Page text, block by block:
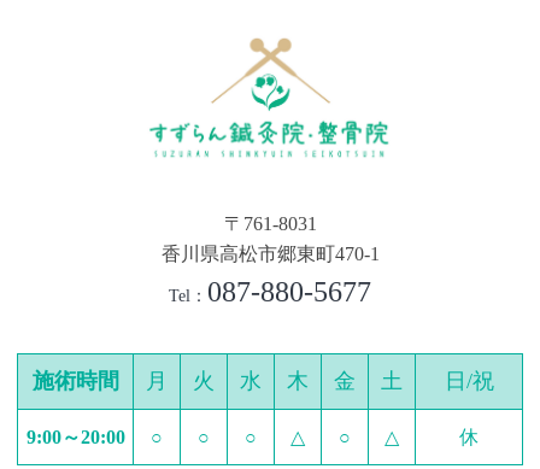
〒761-8031
香川県高松市郷東町470-1
Tel： 087-880-5677
施術時間 月 火 水 木 金 土 日/祝
9:00～20:00 ○ ○ ○ △ ○ △ 休